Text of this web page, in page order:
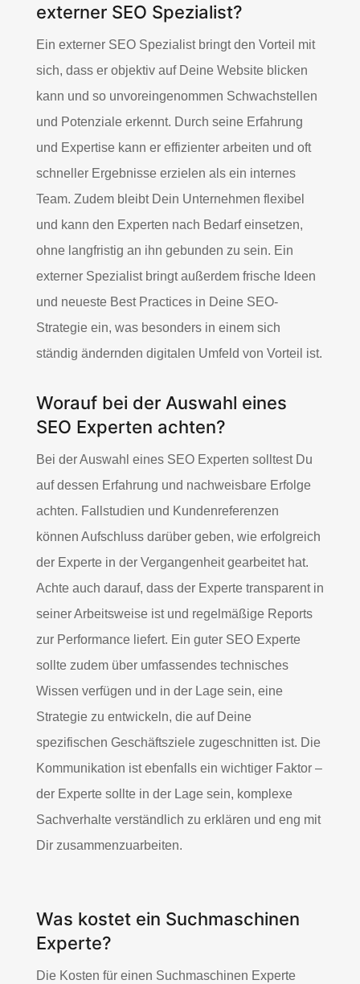
externer SEO Spezialist?
Ein externer SEO Spezialist bringt den Vorteil mit
sich, dass er objektiv auf Deine Website blicken
kann und so unvoreingenommen Schwachstellen
und Potenziale erkennt. Durch seine Erfahrung
und Expertise kann er effizienter arbeiten und oft
schneller Ergebnisse erzielen als ein internes
Team. Zudem bleibt Dein Unternehmen flexibel
und kann den Experten nach Bedarf einsetzen,
ohne langfristig an ihn gebunden zu sein. Ein
externer Spezialist bringt außerdem frische Ideen
und neueste Best Practices in Deine SEO-
Strategie ein, was besonders in einem sich
ständig ändernden digitalen Umfeld von Vorteil ist.
Worauf bei der Auswahl eines
SEO Experten achten?
Bei der Auswahl eines SEO Experten solltest Du
auf dessen Erfahrung und nachweisbare Erfolge
achten. Fallstudien und Kundenreferenzen
können Aufschluss darüber geben, wie erfolgreich
der Experte in der Vergangenheit gearbeitet hat.
Achte auch darauf, dass der Experte transparent in
seiner Arbeitsweise ist und regelmäßige Reports
zur Performance liefert. Ein guter SEO Experte
sollte zudem über umfassendes technisches
Wissen verfügen und in der Lage sein, eine
Strategie zu entwickeln, die auf Deine
spezifischen Geschäftsziele zugeschnitten ist. Die
Kommunikation ist ebenfalls ein wichtiger Faktor –
der Experte sollte in der Lage sein, komplexe
Sachverhalte verständlich zu erklären und eng mit
Dir zusammenzuarbeiten.
Was kostet ein Suchmaschinen
Experte?
Die Kosten für einen Suchmaschinen Experte